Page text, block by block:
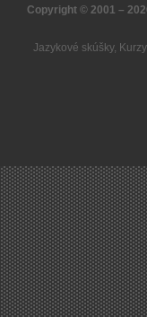
Copyright © 2001 –
Jazykové skúšky,